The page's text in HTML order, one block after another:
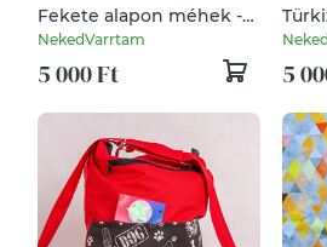
Fekete alapon méhek -
vízhatlan gyöngyvászon
NekedVarrtam
5 000 Ft 5